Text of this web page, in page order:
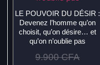
LE POUVOIR DU DÉSIR :
Devenez l’homme qu’on
choisit, qu’on désire… et
qu’on n’oublie pas
9.900CFA